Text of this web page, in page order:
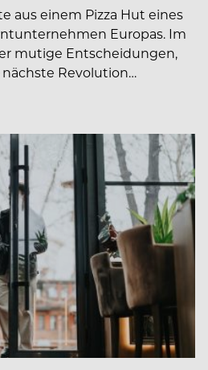
aus einem Pizza Hut eines
Europas. Im
mutige Entscheidungen,
Revolution…